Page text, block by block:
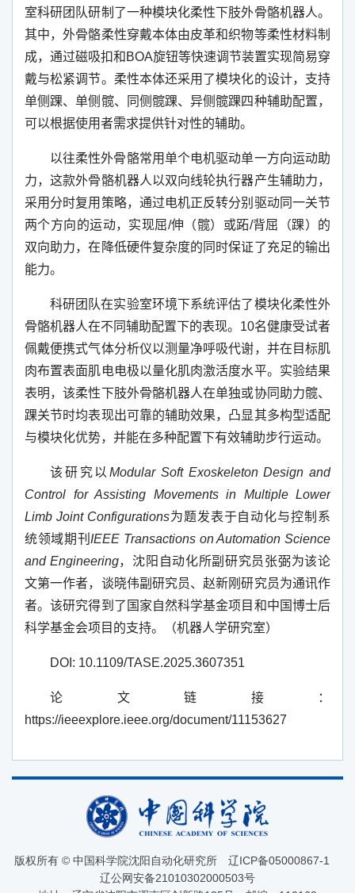
室科研团队研制了一种模块化柔性下肢外骨骼机器人。
其中，外骨骼柔性穿戴本体由皮革和织物等柔性材料制
成，通过磁吸扣和 BOA旋钮等快速调节装置实现简易穿
戴与松紧调节。柔性本体还采用了模块化的设计，支持
单侧踝、单侧髋、同侧髋踝、异侧髋踝四种辅助配置，
可以根据使用者需求提供针对性的辅助。
以往柔性外骨骼常用单个电机驱动单一方向运动助
力，这款外骨骼机器人以双向线轮执行器产生辅助力，
采用分时复用策略，通过电机正反转分别驱动同一关节
两个方向的运动，实现屈/伸（髋）或跖/背屈（踝）的
双向助力，在降低硬件复杂度的同时保证了充足的输出
能力。
科研团队在实验室环境下系统评估了模块化柔性外
骨骼机器人在不同辅助配置下的表现。 10名健康受试者
佩戴便携式气体分析仪以测量净呼吸代谢，并在目标肌
肉布置表面肌电电极以量化肌肉激活度水平。实验结果
表明，该柔性下肢外骨骼机器人在单独或协同助力髋、
踝关节时均表现出可靠的辅助效果，凸显其多构型适配
与模块化优势，并能在多种配置下有效辅助步行运动。
该研究以 Modular Soft Exoskeleton Design and
Control for Assisting Movements in Multiple Lower
Limb Joint Configurations为题发表于自动化与控制系
统领域期刊 IEEE Transactions on Automation Science
and Engineering，沈阳自动化所副研究员张弼为该论
文第一作者，谈晓伟副研究员、赵新刚研究员为通讯作
者。该研究得到了国家自然科学基金项目和中国博士后
科学基金会项目的支持。（机器人学研究室）
DOI: 10.1109/TASE.2025.3607351
论文链接：
https://ieeexplore.ieee.org/document/11153627
版权所有 © 中国科学院沈阳自动化研究所 辽ICP备05000867-1
辽公网安备21010302000503号